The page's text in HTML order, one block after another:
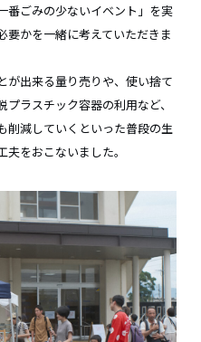
番ごみの少ないイベント」を実
要かを一緒に考えていただきま
が出来る量り売りや、使い捨て
ラスチック容器の利用など、
削減していくといった普段の生
をおこないました。